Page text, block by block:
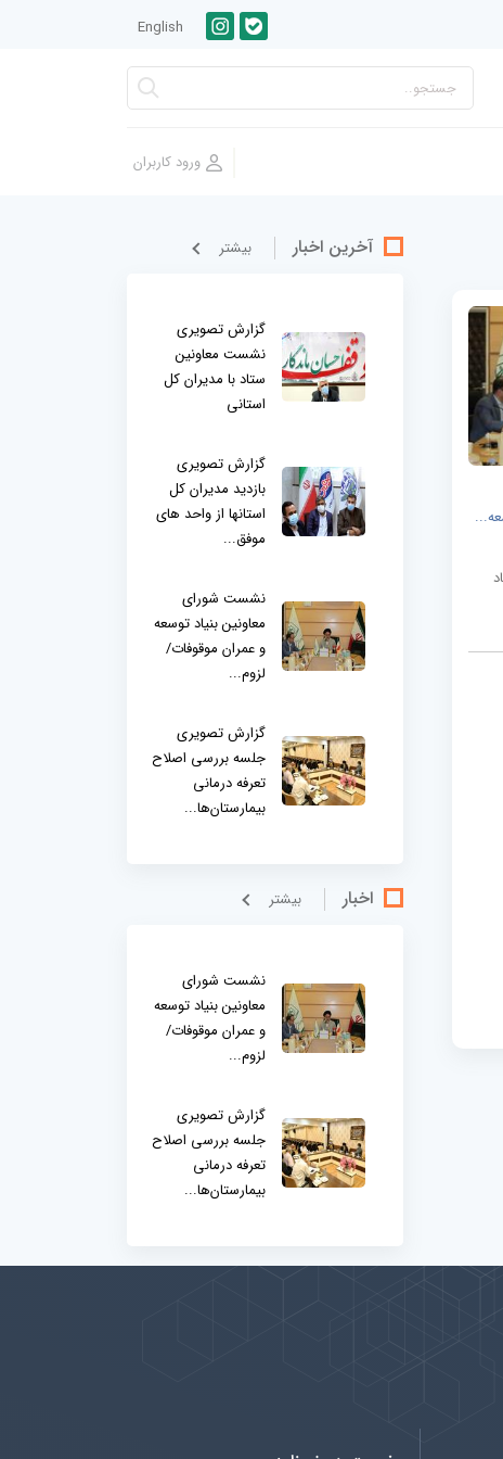
English
آخرین اخبار بيشتر
گزارش تصویری
نشست معاونین
ستاد با مدیران کل
استانی
گزارش تصویری
بازدید مدیران کل
استانها از واحد های
موفق...
نشست شورای
معاونین بنیاد توسعه
و عمران موقوفات/
لزوم...
گزارش تصویری
جلسه بررسی اصلاح
تعرفه درمانی
بیمارستان‌ها...
اخبار بيشتر
نشست شورای
معاونین بنیاد توسعه
و عمران موقوفات/
لزوم...
گزارش تصویری
جلسه بررسی اصلاح
تعرفه درمانی
بیمارستان‌ها...